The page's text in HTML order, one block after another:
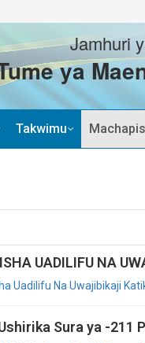
Jamhuri
ya
Takwimu
UADILIFU NA
Uadilifu Na Uwajibikaji
Sura ya -211